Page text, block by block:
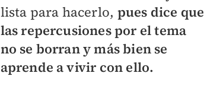
lista para hacerlo, pues dice que
las repercusiones por el tema
no se borran y más bien se
aprende a vivir con ello.